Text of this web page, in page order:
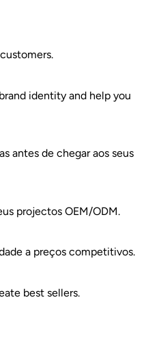
identity and help you
antes de chegar aos seus
projectos OEM/ODM.
a preços competitivos.
best sellers.